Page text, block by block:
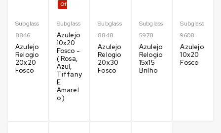
Subglass
8846
Azulejo
Relogio
20x20
Fosco
Oferta
Subglass
Azulejo
10x20
Fosco -
( Rosa,
Azul,
Tiffany
E
Amarel
o )
Subglass
8848
Azulejo
Relogio
20x30
Fosco
Subglass
5978
Azulejo
Relogio
15x15
Brilho
Subglass
9608
Azulejo
10x20
Fosco